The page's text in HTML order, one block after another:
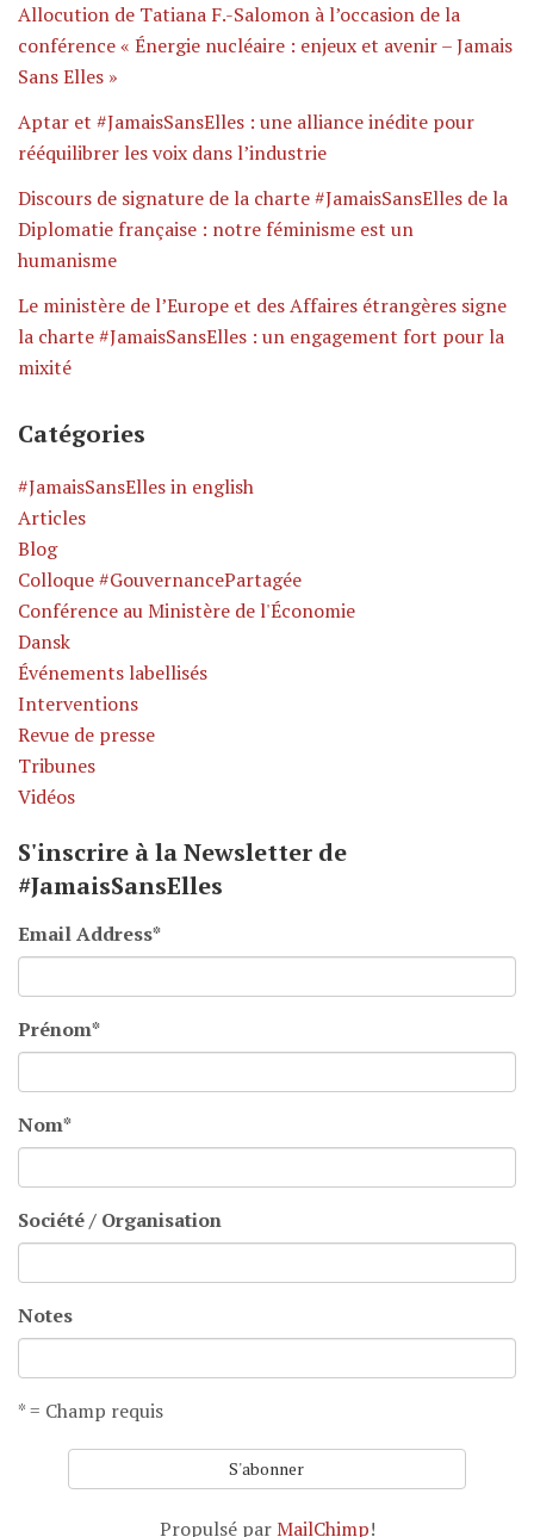
Allocution de Tatiana F.-Salomon à l’occasion de la
conférence « Énergie nucléaire : enjeux et avenir – Jamais
Sans Elles »
Aptar et #JamaisSansElles : une alliance inédite pour
rééquilibrer les voix dans l’industrie
Discours de signature de la charte #JamaisSansElles de la
Diplomatie française : notre féminisme est un
humanisme
Le ministère de l’Europe et des Affaires étrangères signe
la charte #JamaisSansElles : un engagement fort pour la
mixité
Catégories
#JamaisSansElles in english
Articles
Blog
Colloque #GouvernancePartagée
Conférence au Ministère de l'Économie
Dansk
Événements labellisés
Interventions
Revue de presse
Tribunes
Vidéos
S'inscrire à la Newsletter de
#JamaisSansElles
Email Address*
Prénom*
Nom*
Société / Organisation
Notes
* = Champ requis
Propulsé parMailChimp!